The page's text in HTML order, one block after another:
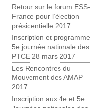
Retour sur le forum ESS-
France pour l’élection
présidentielle 2017
Inscription et programme
5e journée nationale des
PTCE 28 mars 2017
Les Rencontres du
Mouvement des AMAP
2017
Inscription aux 4e et 5e